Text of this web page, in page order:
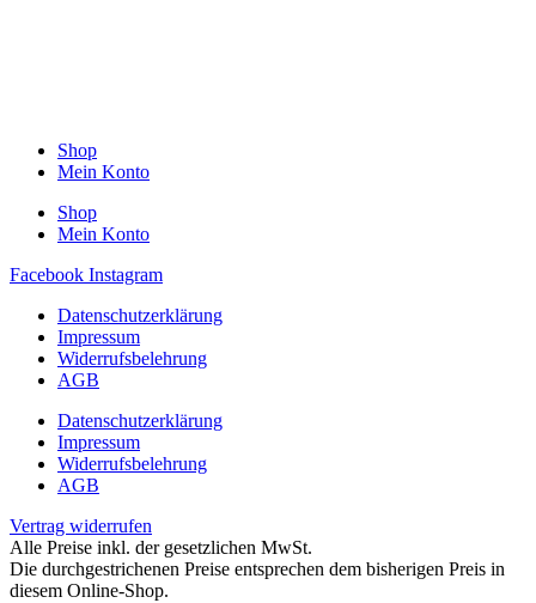
Shop
Mein Konto
Shop
Mein Konto
Facebook Instagram
Datenschutzerklärung
Impressum
Widerrufsbelehrung
AGB
Datenschutzerklärung
Impressum
Widerrufsbelehrung
AGB
Vertrag widerrufen
Alle Preise inkl. der gesetzlichen MwSt.
Die durchgestrichenen Preise entsprechen dem bisherigen Preis in
diesem Online-Shop.